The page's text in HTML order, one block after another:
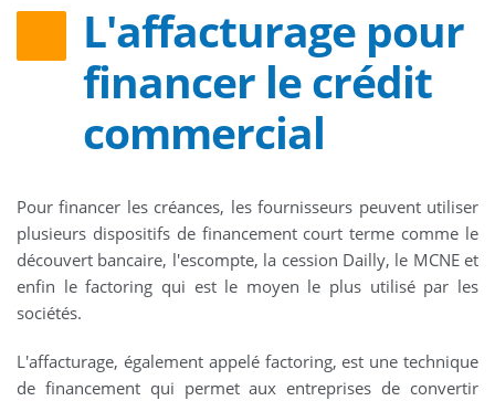
L'affacturage pour
financer le crédit
commercial
Pour financer les créances, les fournisseurs peuvent utiliser
plusieurs dispositifs de financement court terme comme le
découvert bancaire, l'escompte, la cession Dailly, le MCNE et
enfin le factoring qui est le moyen le plus utilisé par les
sociétés.
L'affacturage, également appelé factoring, est une technique
de financement qui permet aux entreprises de convertir